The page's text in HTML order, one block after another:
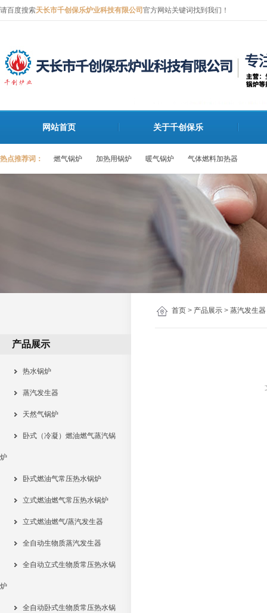
请百度搜索天长市千创保乐炉业科技有限公司 官方网站关键词找到我们！
网站首页 关于千创保乐
热点推荐词： 燃气锅炉 加热用锅炉 暖气锅炉 气体燃料加热器
首页 > 产品展示 > 蒸汽发生器
产品展示
热水锅炉
蒸汽发生器
天然气锅炉
卧式（冷凝）燃油燃气蒸汽锅
炉
卧式燃油气常压热水锅炉
立式燃油燃气常压热水锅炉
立式燃油燃气/蒸汽发生器
全自动生物质蒸汽发生器
全自动立式生物质常压热水锅
炉
全自动卧式生物质常压热水锅